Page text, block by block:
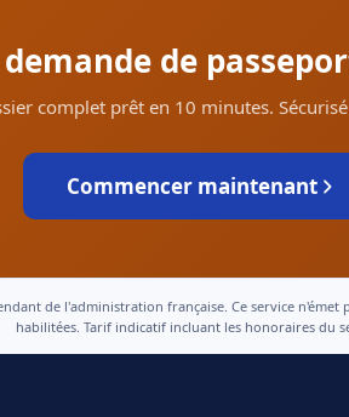
de
complet prêt en 10 minutes.
Commencer maintenant
de l'administration française. Ce service
habilitées. Tarif indicatif incluant les honoraires du